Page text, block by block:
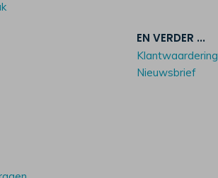
EN VERDER ...
Klantwaardering
Nieuwsbrief